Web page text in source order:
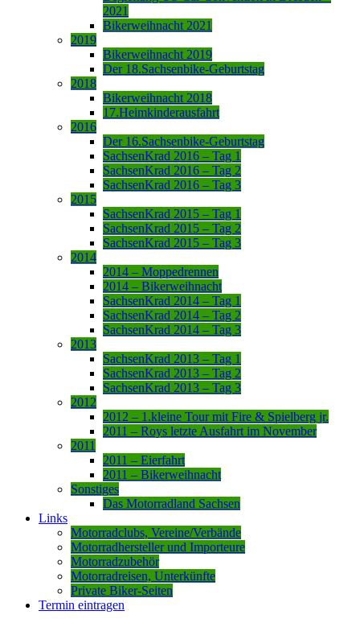
2021
Bikerweihnacht 2021
2019
Bikerweihnacht 2019
Der 18.Sachsenbike-Geburtstag
2018
Bikerweihnacht 2018
17.Heimkinderausfahrt
2016
Der 16.Sachsenbike-Geburtstag
SachsenKrad 2016 – Tag 1
SachsenKrad 2016 – Tag 2
SachsenKrad 2016 – Tag 3
2015
SachsenKrad 2015 – Tag 1
SachsenKrad 2015 – Tag 2
SachsenKrad 2015 – Tag 3
2014
2014 – Moppedrennen
2014 – Bikerweihnacht
SachsenKrad 2014 – Tag 1
SachsenKrad 2014 – Tag 2
SachsenKrad 2014 – Tag 3
2013
SachsenKrad 2013 – Tag 1
SachsenKrad 2013 – Tag 2
SachsenKrad 2013 – Tag 3
2012
2012 – 1.kleine Tour mit Fire & Spielberg jr.
2011 – Roys letzte Ausfahrt im November
2011
2011 – Eierfahrt
2011 – Bikerweihnacht
Sonstiges
Das Motorradland Sachsen
Links
Motorradclubs, Vereine/Verbände
Motorradhersteller und Importeure
Motorradzubehör
Motorradreisen, Unterkünfte
Private Biker-Seiten
Termin eintragen